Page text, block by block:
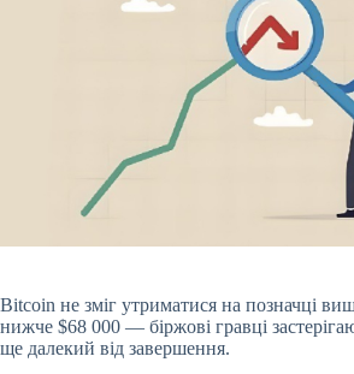
Bitcoin не зміг утриматися на позначці
нижче $68 000 — біржові гравці
ще далекий від завершення.